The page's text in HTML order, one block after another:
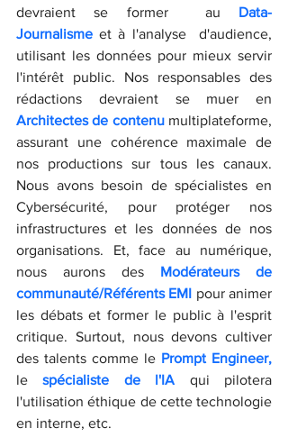
devraient se former  au
Data-
Journalisme et à l'analyse  d'audience,
utilisant les données pour mieux servir
l'intérêt public. Nos responsables des
Architectes de contenu multiplateforme,
assurant une cohérence maximale de
nos productions sur tous les canaux.
Nous avons besoin de spécialistes en
Cybersécurité, pour protéger nos
infrastructures et les données de nos
organisations. Et, face au numérique,
nous aurons des Modérateurs de
communauté/Référents EMI pour animer
les débats et former le public à l'esprit
critique. Surtout, nous devons cultiver
des talents comme le Prompt Engineer,
le spécialiste de l'IA qui pilotera
l'utilisation éthique de cette technologie
en interne, etc.